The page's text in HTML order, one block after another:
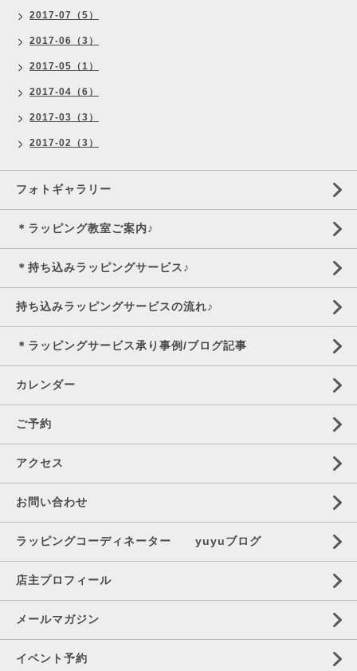
2017-07（5）
2017-06（3）
2017-05（1）
2017-04（6）
2017-03（3）
2017-02（3）
フォトギャラリー
＊ラッピング教室ご案内♪
＊持ち込みラッピングサービス♪
持ち込みラッピングサービスの流れ♪
＊ラッピングサービス承り事例/ブログ記事
カレンダー
ご予約
アクセス
お問い合わせ
ラッピングコーディネーター yuyuブログ
店主プロフィール
メールマガジン
イベント予約